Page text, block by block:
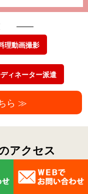
理動画撮影
ィネーター派遣
ら ≫
アクセス